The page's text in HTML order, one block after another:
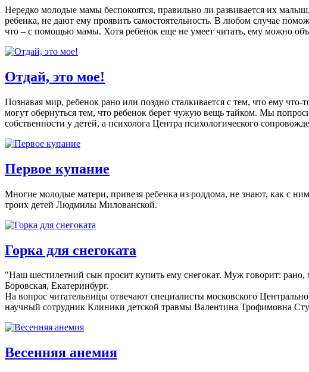
Нередко молодые мамы беспокоятся, правильно ли развивается их
ребенка, не дают ему проявить самостоятельность. В любом случае
что – с помощью мамы. Хотя ребенок еще не умеет читать, ему можно
Отдай, это мое!
Познавая мир, ребенок рано или поздно сталкивается с тем, что ему
могут обернуться тем, что ребенок берет чужую вещь тайком. Мы
собственности у детей, а психолога Центра психологического
Первое купание
Многие молодые матери, привезя ребенка из роддома, не знают, как с
троих детей Людмилы Милованской.
Горка для снегоката
"Наш шестилетний сын просит купить ему снегокат. Муж говорит:
Боровская, Екатеринбург.
На вопрос читательницы отвечают специалисты московского
научный сотрудник Клиники детской травмы Валентина Трофимовна
Весенняя анемия